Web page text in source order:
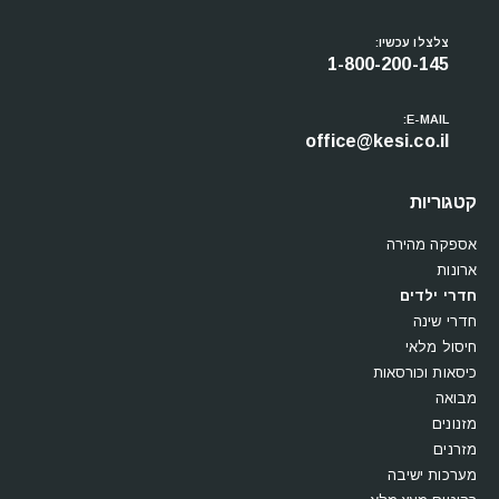
עקבו אחרינו
צלצלו עכשיו:
office@kesi.co.il
קטגוריות
אספקה מהירה
ארונות
חדרי ילדים
חדרי שינה
חיסול מלאי
כיסאות וכורסאות